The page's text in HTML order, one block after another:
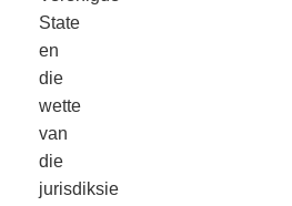
State
en
die
wette
van
die
jurisdiksie